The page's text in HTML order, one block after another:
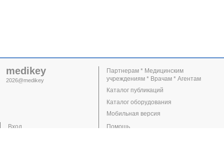
medikey
2026@medikey
Вход
Партнерам * Медицинским
учреждениям * Врачам * Агентам
Каталог публикаций
Каталог оборудования
Мобильная версия
Помощь